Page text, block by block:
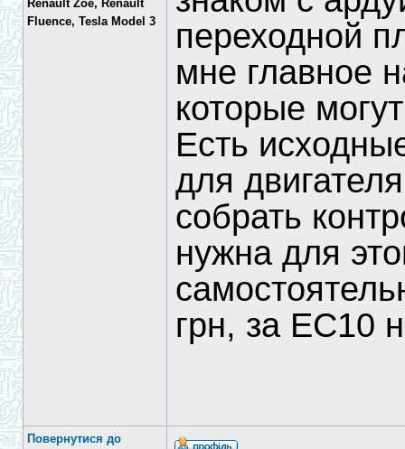
Renault Zoe, Renault
Fluence, Tesla Model 3
переходной
мне главное
которые
Есть
для
собрать
нужна для
грн, за ЕС10
Повернутися до